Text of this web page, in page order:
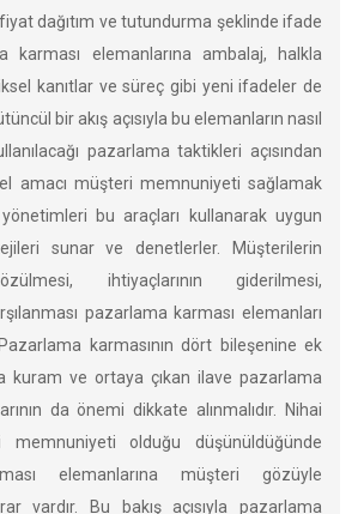
dağıtım ve tutundurma şeklinde ifade
karması elemanlarına ambalaj, halkla
kanıtlar ve süreç gibi yeni ifadeler de
bir akış açısıyla bu elemanların nasıl
pazarlama taktikleri açısından
amacı müşteri memnuniyeti sağlamak
bu araçları kullanarak uygun
sunar ve denetlerler. Müşterilerin
ihtiyaçlarının giderilmesi,
pazarlama karması elemanları
karmasının dört bileşenine ek
kuram ve ortaya çıkan ilave pazarlama
da önemi dikkate alınmalıdır. Nihai
memnuniyeti olduğu düşünüldüğünde
elemanlarına müşteri gözüyle
vardır. Bu bakış açısıyla pazarlama